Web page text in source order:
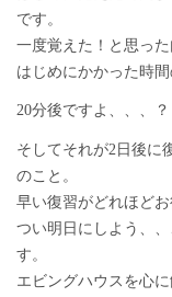
です。
一度覚えた！と思っ
はじめにかかった時間
20分後ですよ、、、？
そしてそれが2日後に
のこと。
早い復習がどれほど
つい明日にしよう、
す。
エビングハウスを心に